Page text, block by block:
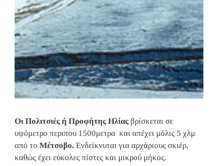
Οι Πολιτσιές ή Προφήτης Ηλίας βρίσκεται σε
υψόμετρo περιπου 1500μετρα και απέχει μόλις 5 χλμ
από το Μέτσοβο. Ενδείκνυται για αρχάριους σκιέρ,
καθώς έχει εύκολες πίστες και μικρού μήκος.